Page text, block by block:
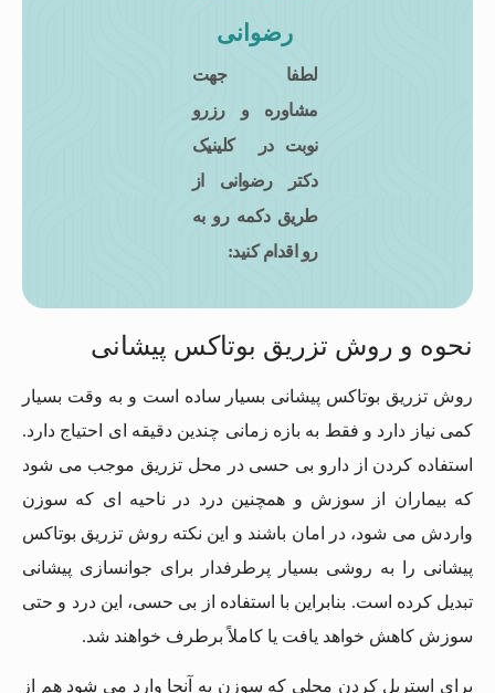
رضوانی
لطفا جهت
مشاوره و رزرو
نوبت در کلینیک
دکتر رضوانی از
طریق دکمه رو به
رو اقدام کنید:
نحوه و روش تزریق بوتاکس پیشانی
روش تزریق بوتاکس پیشانی بسیار ساده است و به وقت بسیار
کمی نیاز دارد و فقط به بازه زمانی چندین دقیقه ای احتیاج دارد.
استفاده کردن از دارو بی حسی در محل تزریق موجب می شود
که بیماران از سوزش و همچنین درد در ناحیه ای که سوزن
واردش می شود، در امان باشند و این نکته روش تزریق بوتاکس
پیشانی را به روشی بسیار پرطرفدار برای جوانسازی پیشانی
تبدیل کرده است. بنابراین با استفاده از بی حسی، این درد و حتی
سوزش کاهش خواهد یافت یا کاملاً برطرف خواهند شد.
برای استریل کردن محلی که سوزن به آنجا وارد می شود هم از